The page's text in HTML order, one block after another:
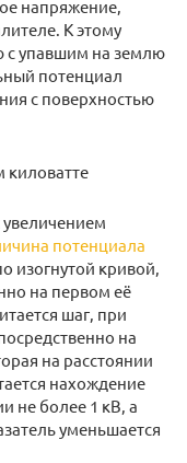
напряжение,
К этому
с упавшим на землю
потенциал
с поверхностью
киловатте
увеличением
потенциала
изогнутой кривой,
на первом её
шаг, при
на
на расстоянии
нахождение
не более 1 кВ, а
уменьшается